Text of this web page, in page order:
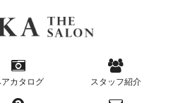
アカタログ スタッフ紹介